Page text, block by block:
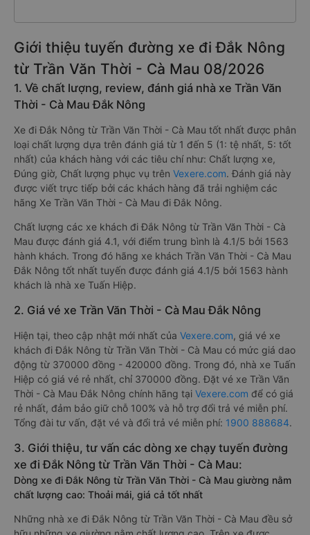
Giới thiệu tuyến đường xe đi Đắk Nông
từ Trần Văn Thời - Cà Mau 08/2026
1. Về chất lượng, review, đánh giá nhà xe Trần Văn
Thời - Cà Mau Đắk Nông
Xe đi Đắk Nông từ Trần Văn Thời - Cà Mau tốt nhất được phân
loại chất lượng dựa trên đánh giá từ 1 đến 5 (1: tệ nhất, 5: tốt
nhất) của khách hàng với các tiêu chí như: Chất lượng xe,
Đúng giờ, Chất lượng phục vụ trên Vexere.com. Đánh giá này
được viết trực tiếp bởi các khách hàng đã trải nghiệm các
hãng Xe Trần Văn Thời - Cà Mau đi Đắk Nông.
Chất lượng các xe khách đi Đắk Nông từ Trần Văn Thời - Cà
Mau được đánh giá 4.1, với điểm trung bình là 4.1/5 bởi 1563
hành khách. Trong đó hãng xe khách Trần Văn Thời - Cà Mau
Đắk Nông tốt nhất tuyến được đánh giá 4.1/5 bởi 1563 hành
khách là nhà xe Tuấn Hiệp.
2. Giá vé xe Trần Văn Thời - Cà Mau Đắk Nông
Hiện tại, theo cập nhật mới nhất của Vexere.com, giá vé xe
khách đi Đắk Nông từ Trần Văn Thời - Cà Mau có mức giá dao
động từ 370000 đồng - 420000 đồng. Trong đó, nhà xe Tuấn
Hiệp có giá vé rẻ nhất, chỉ 370000 đồng. Đặt vé xe Trần Văn
Thời - Cà Mau Đắk Nông chính hãng tại Vexere.com để có giá
rẻ nhất, đảm bảo giữ chỗ 100% và hỗ trợ đổi trả vé miễn phí.
Tổng đài tư vấn, đặt vé và đổi trả vé miễn phí: 1900 888684.
3. Giới thiệu, tư vấn các dòng xe chạy tuyến đường
xe đi Đắk Nông từ Trần Văn Thời - Cà Mau:
Dòng xe đi Đắk Nông từ Trần Văn Thời - Cà Mau giường nằm
chất lượng cao: Thoải mái, giá cả tốt nhất
Những nhà xe đi Đắk Nông từ Trần Văn Thời - Cà Mau đều sở